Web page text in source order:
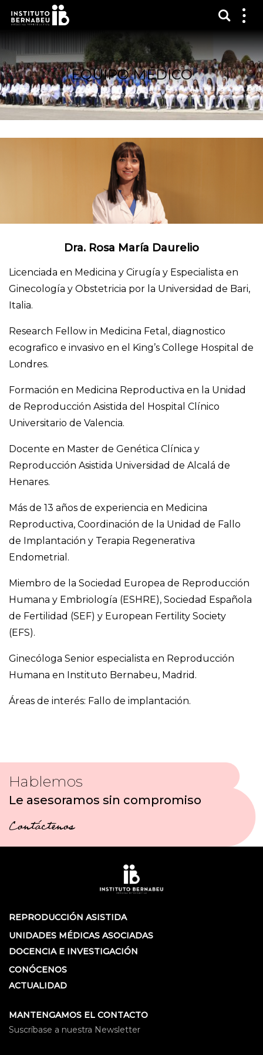
EQUIPO MÉDICO
Dra. Rosa María Daurelio
Licenciada en Medicina y Cirugía y Especialista en
Ginecología y Obstetricia por la Universidad de Bari,
Italia.
Research Fellow in Medicina Fetal, diagnostico
ecografico e invasivo en el King’s College Hospital de
Londres.
Formación en Medicina Reproductiva en la Unidad
de Reproducción Asistida del Hospital Clínico
Universitario de Valencia.
Docente en Master de Genética Clínica y
Reproducción Asistida Universidad de Alcalá de
Henares.
Más de 13 años de experiencia en Medicina
Reproductiva, Coordinación de la Unidad de Fallo
de Implantación y Terapia Regenerativa
Endometrial.
Miembro de la Sociedad Europea de Reproducción
Humana y Embriología (ESHRE), Sociedad Española
de Fertilidad (SEF) y European Fertility Society
(EFS).
Ginecóloga Senior especialista en Reproducción
Humana en Instituto Bernabeu, Madrid.
Áreas de interés: Fallo de implantación.
Hablemos
Le asesoramos sin compromiso
Contáctenos
REPRODUCCIÓN ASISTIDA
UNIDADES MÉDICAS ASOCIADAS
DOCENCIA E INVESTIGACIÓN
CONÓCENOS
ACTUALIDAD
MANTENGAMOS EL CONTACTO
Suscríbase a nuestra Newsletter